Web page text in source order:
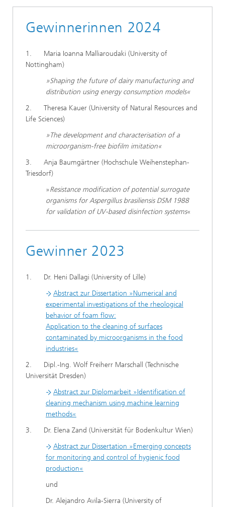
Gewinnerinnen 2024
1. Maria Ioanna Malliaroudaki (University of
Nottingham)
»Shaping the future of dairy manufacturing and
distribution using energy consumption models«
2. Theresa Kauer (University of Natural Resources and
Life Sciences)
»The development and characterisation of a
microorganism-free biofilm imitation«
3. Anja Baumgärtner (Hochschule Weihenstephan-
Triesdorf)
»Resistance modification of potential surrogate
organisms for Aspergillus brasiliensis DSM 1988
for validation of UV-based disinfection systems«
Gewinner 2023
1. Dr. Heni Dallagi (University of Lille)
Abstract zur Dissertation »Numerical and
experimental investigations of the rheological
behavior of foam flow:
Application to the cleaning of surfaces
contaminated by microorganisms in the food
industries«
2. Dipl.-Ing. Wolf Freiherr Marschall (Technische
Universität Dresden)
Abstract zur Diplomarbeit »Identification of
cleaning mechanism using machine learning
methods«
3. Dr. Elena Zand (Universität für Bodenkultur Wien)
Abstract zur Dissertation »Emerging concepts
for monitoring and control of hygienic food
production«
und
Dr. Alejandro Avila-Sierra (University of